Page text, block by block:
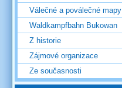
Válečné a poválečné mapy
Waldkampfbahn Bukowan
Z historie
Zájmové organizace
Ze současnosti